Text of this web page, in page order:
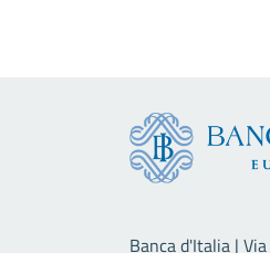
Banca d'Italia |